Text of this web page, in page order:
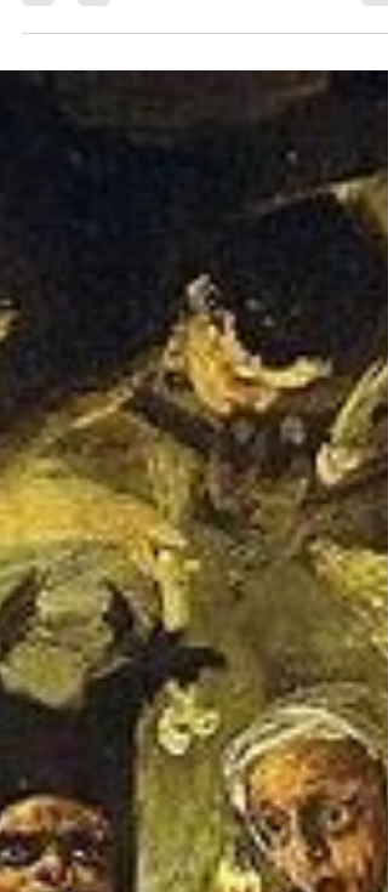
dell'umanità." (Le Tredici Madri Clan...